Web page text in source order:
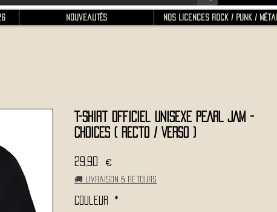
Nouveautés Nos Licences Rock / Punk / Métal
T-Shirt Officiel Unisexe PEARL JAM -
Choices ( Recto / Verso )
29,90 €
🚚 Livraison & retours
Couleur *